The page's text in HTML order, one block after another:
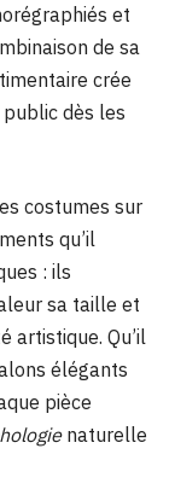
et
de sa
crée
dès les
costumes sur
qu’il
: ils
sa taille et
artistique. Qu’il
élégants
pièce
naturelle